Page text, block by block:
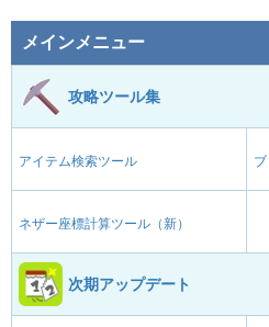
メインメニュー
攻略ツール集
アイテム検索ツール
ネザー座標計算ツール（新）
次期アップデート